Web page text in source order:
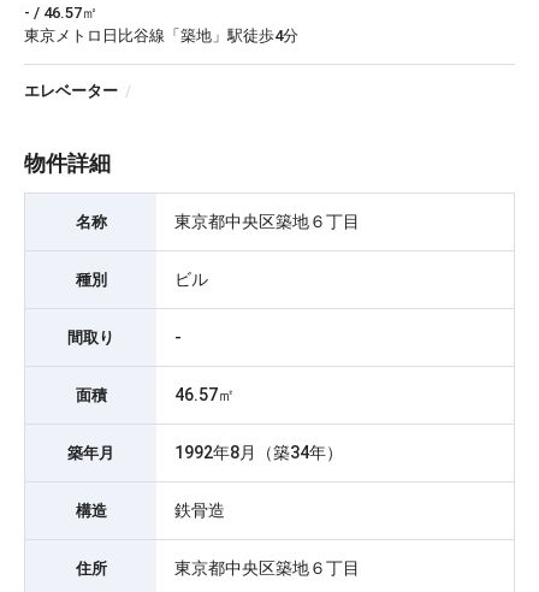
- / 46.57㎡
東京メトロ日比谷線「築地」駅徒歩4分
エレベーター /
物件詳細
名称 東京都中央区築地６丁目
種別 ビル
間取り -
面積 46.57㎡
築年月 1992年8月（築34年）
構造 鉄骨造
住所 東京都中央区築地６丁目